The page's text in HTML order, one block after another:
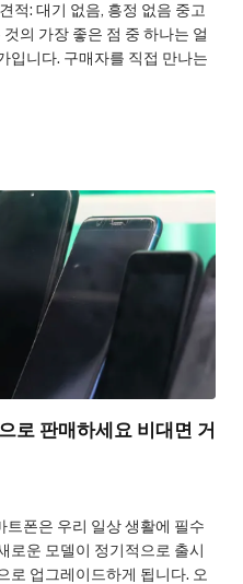
적: 대기 없음, 흥정 없음 중고
의 가장 좋은 점 중 하나는 얼
입니다. 구매자를 직접 만나는
로 판매하세요 비대면 거
트폰은 우리 일상 생활에 필수
로운 모델이 정기적으로 출시
로 업그레이드하게 됩니다. 오